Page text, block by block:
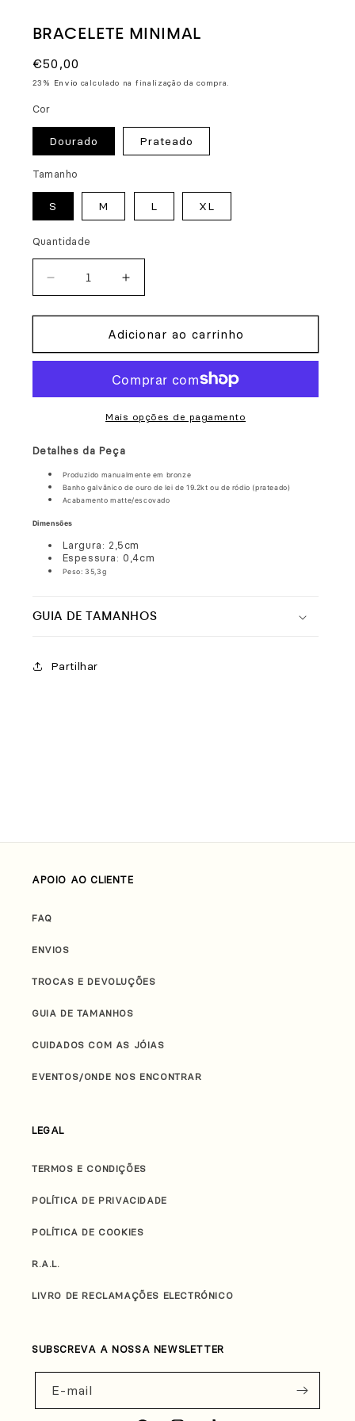
BRACELETE MINIMAL
Preço
normal
€50,00
23% Envio calculado na finalização da compra.
Cor
Dourado Prateado
Tamanho
S M L XL
Quantidade
Diminuir
quantidade
Bracelete
Aumentar
quantidade
de
Bracelete
Minimal
Adicionar ao carrinho
Mais opções de pagamento
Detalhes da Peça
Produzido manualmente em bronze
Banho galvânico de ouro de lei de 19.2kt ou de ródio (prateado)
Acabamentomatte/escovado
Dimensões
Largura: 2,5cm
Espessura: 0,4cm
Peso: 35,3g
GUIA DE TAMANHOS
Partilhar
APOIO AO CLIENTE
FAQ
ENVIOS
TROCAS E DEVOLUÇÕES
GUIA DE TAMANHOS
CUIDADOS COM AS JÓIAS
EVENTOS/ONDE NOS ENCONTRAR
LEGAL
TERMOS E CONDIÇÕES
POLÍTICA DE PRIVACIDADE
POLÍTICA DE COOKIES
R.A.L.
LIVRO DE RECLAMAÇÕES ELECTRÓNICO
SUBSCREVA A NOSSA NEWSLETTER
E-mail